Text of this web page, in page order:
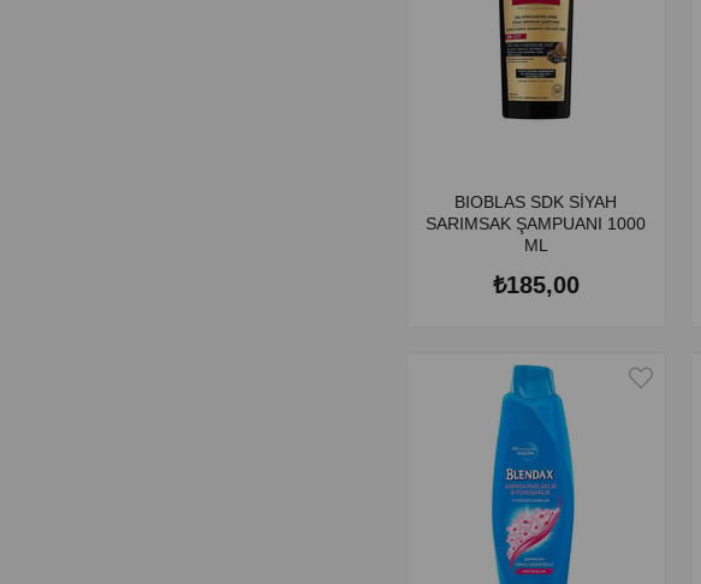
BIOBLAS SDK SİYAH
SARIMSAK ŞAMPUANI 1000
ML
₺185,00